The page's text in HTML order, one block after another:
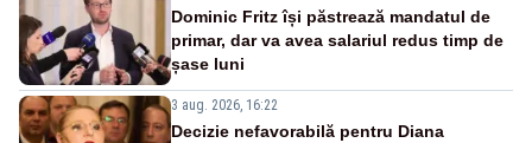
Dominic Fritz își păstrează mandatul de
primar, dar va avea salariul redus timp de
șase luni
3 aug. 2026, 16:22
Decizie nefavorabilă pentru Diana